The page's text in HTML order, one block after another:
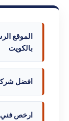
الموقع
بالكويت
افضل
ارخص فني